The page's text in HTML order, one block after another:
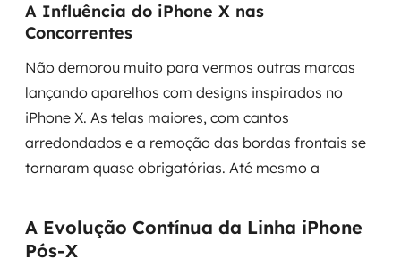
A Influência do iPhone X nas
Concorrentes
Não demorou muito para vermos outras marcas
lançando aparelhos com designs inspirados no
iPhone X. As telas maiores, com cantos
arredondados e a remoção das bordas frontais se
tornaram quase obrigatórias. Até mesmo a
A Evolução Contínua da Linha iPhone
Pós-X